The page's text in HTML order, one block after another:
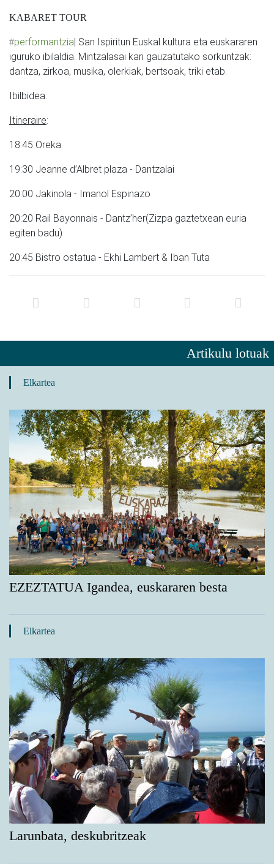
KABARET TOUR
#performantzia | San Ispiritun Euskal kultura eta euskararen
iguruko ibilaldia. Mintzalasai kari gauzatutako sorkuntzak:
dantza, zirkoa, musika, olerkiak, bertsoak, triki etab.
Ibilbidea:
Itineraire:
18:45 Oreka
19:30 Jeanne d’Albret plaza - Dantzalai
20:00 Jakinola - Imanol Espinazo
20:20 Rail Bayonnais - Dantz’her(Zizpa gaztetxean euria
egiten badu)
20:45 Bistro ostatua - Ekhi Lambert & Iban Tuta
Artikulu lotuak
Elkartea
EZEZTATUA Igandea, euskararen besta
Elkartea
Larunbata, deskubritzeak